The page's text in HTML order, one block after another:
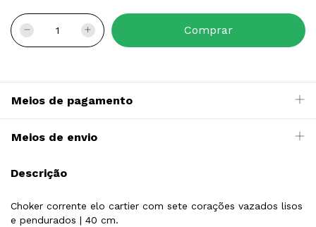
Meios de pagamento
Meios de envio
Descrição
Choker corrente elo cartier com sete corações vazados lisos
e pendurados | 40 cm.